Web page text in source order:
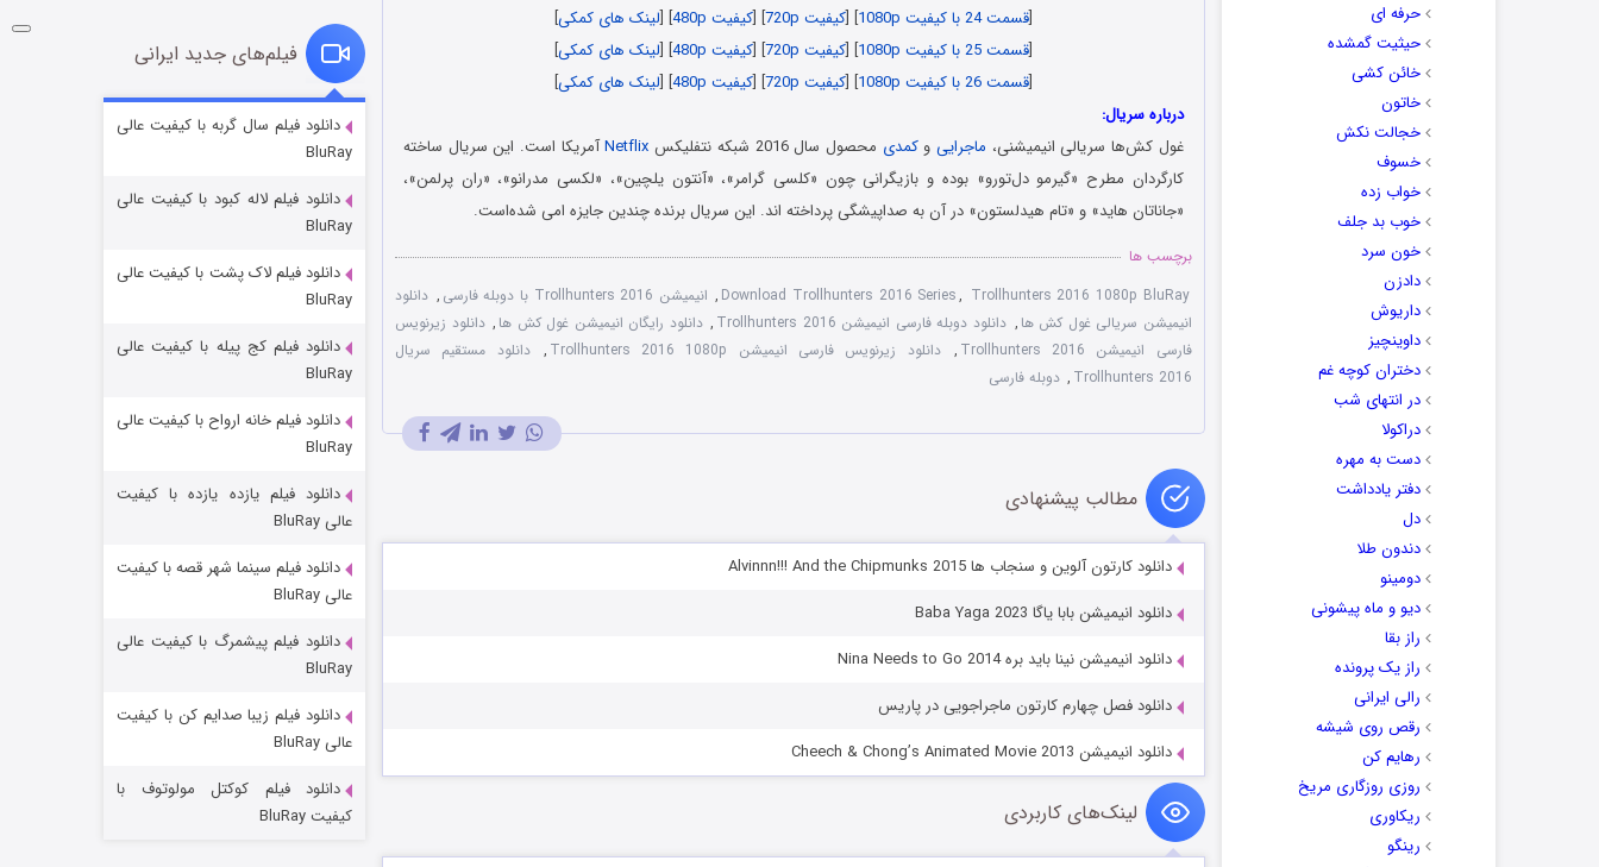
حرفه ای
حیثیت گمشده
خائن کشی
خاتون
خجالت نکش
خسوف
خواب زده
خوب بد جلف
خون سرد
دادزن
داریوش
داوینچیز
دختران کوچه غم
در انتهای شب
دراکولا
دست به مهره
دفتر یادداشت
دل
دندون طلا
دومینو
دیو و ماه پیشونی
راز بقا
راز یک پرونده
رالی ایرانی
رقص روی شیشه
رهایم کن
روزی روزگاری مریخ
ریکاوری
رینگو
[قسمت 24 با کیفیت 1080p ] [کیفیت 720p ] [کیفیت 480p ] [لینک های کمکی]
[قسمت 25 با کیفیت 1080p ] [کیفیت 720p ] [کیفیت 480p ] [لینک های کمکی]
[قسمت 26 با کیفیت 1080p ] [کیفیت 720p ] [کیفیت 480p ] [لینک های کمکی]
درباره سریال:
غول‌ کش‌ها سریالی انیمیشنی، ماجرایی وکمدی محصول سال 2016 شبکه نتفلیکس Netflixآمریکا است. این سریال ساخته
کارگردان مطرح «گیرمو دل‌تورو» بوده و بازیگرانی چون «کلسی گرامر»، «آنتون یلچین»، «لکسی مدرانو»، «ران پرلمن»،
«جاناتان هاید» و «تام هیدلستون» در آن به صداپیشگی پرداخته اند. این سریال برنده چندین جایزه امی شده‌است.
برچسب ها
Download Trollhunters 2016 Series, Trollhunters 2016 1080p BluRay
, انیمیشن Trollhunters 2016 با دوبله فارسی , دانلود
انیمیشن سریالی غول کش ها , دانلود دوبله فارسی انیمیشن Trollhunters 2016 , دانلود رایگان انیمیشن غول کش ها , دانلود زیرنویس
فارسی انیمیشن Trollhunters 2016
, دانلود زیرنویس فارسی انیمیشن Trollhunters 2016 1080p ,
دانلود مستقیم سریال
Trollhunters 2016
, دوبله فارسی
مطالب پیشنهادی
دانلود کارتون آلوین و سنجاب ها Alvinnn!!! And the Chipmunks 2015
دانلود انیمیشن بابا یاگا Baba Yaga 2023
دانلود انیمیشن نینا باید بره Nina Needs to Go 2014
دانلود فصل چهارم کارتون ماجراجویی در پاریس
دانلود انیمیشن Cheech & Chong’s Animated Movie 2013
لینک‌های کاربردی
شکست استوارت در نجات جهان
قسمت
شوگر فصل ۲
خاندان اژدها فصل ۳
فیلم‌های جدید ایرانی
دانلود فیلم سال گربه با کیفیت عالی
BluRay
دانلود فیلم لاله کبود با کیفیت عالی
BluRay
دانلود فیلم لاک پشت با کیفیت عالی
BluRay
دانلود فیلم کج‌ پیله با کیفیت عالی
BluRay
دانلود فیلم خانه ارواح با کیفیت عالی
BluRay
دانلود فیلم یازده یازده با کیفیت
عالی BluRay
دانلود فیلم سینما شهر قصه با کیفیت
عالی BluRay
دانلود فیلم پیشمرگ با کیفیت عالی
BluRay
دانلود فیلم زیبا صدایم کن با کیفیت
عالی BluRay
دانلود فیلم کوکتل مولوتوف با
کیفیت BluRay